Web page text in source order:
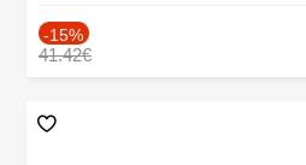
-15%
41.42€